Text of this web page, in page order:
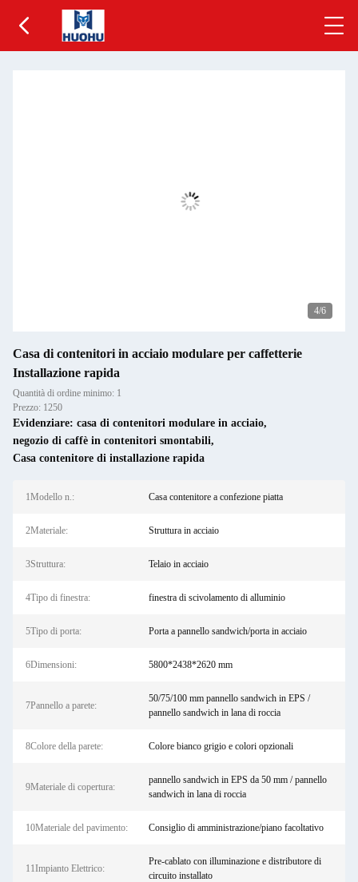
5/6
Casa di contenitori in acciaio modulare per caffetterie
Installazione rapida
Quantità di ordine minimo: 1
Prezzo: 1250
Evidenziare: casa di contenitori modulare in acciaio,
negozio di caffè in contenitori smontabili,
Casa contenitore di installazione rapida
1Modello n.: Casa contenitore a confezione piatta
2Materiale: Struttura in acciaio
3Struttura: Telaio in acciaio
4Tipo di finestra: finestra di scivolamento di alluminio
5Tipo di porta: Porta a pannello sandwich/porta in acciaio
6Dimensioni: 5800*2438*2620 mm
7Pannello a parete:
50/75/100 mm pannello sandwich in EPS /
pannello sandwich in lana di roccia
8Colore della parete: Colore bianco grigio e colori opzionali
9Materiale di copertura:
pannello sandwich in EPS da 50 mm / pannello
sandwich in lana di roccia
10Materiale del pavimento: Consiglio di amministrazione/piano facoltativo
11Impianto Elettrico:
Pre-cablato con illuminazione e distributore di
circuito installato